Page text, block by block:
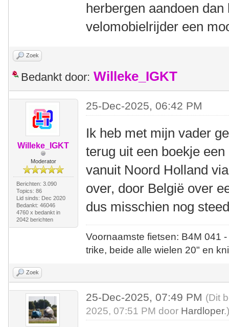
herbergen aandoen
velomobielrijder een
Zoek
Bedankt door: Willeke_IGKT
Willeke_IGKT
Moderator
Berichten: 3.090
Topics: 86
Lid sinds: Dec 2020
Bedankt: 46046
4760 x bedankt in
2042 berichten
25-Dec-2025, 06:42 PM
Ik heb met mijn vader
terug uit een boekje
vanuit Noord Holland
over, door België over
dus misschien nog
Voornaamste fietsen: B4M
trike, beide alle wielen 20" en
Zoek
25-Dec-2025, 07:49 PM (Dit
2025, 07:51 PM door Hardloper